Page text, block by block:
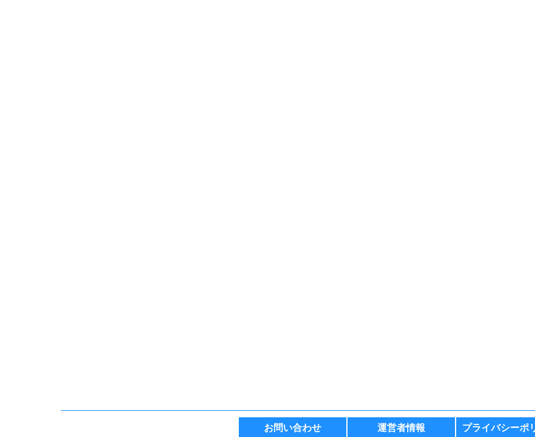
お問い合わせ 運営者情報 プライバシーポ